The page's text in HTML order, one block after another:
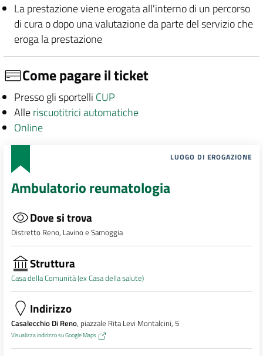
La prestazione viene erogata all'interno di un percorso
di cura o dopo una valutazione da parte del servizio che
eroga la prestazione
Come pagare il ticket
Presso gli sportelli CUP
Alleriscuotitrici automatiche
Online
LUOGO DI EROGAZIONE
Ambulatorio reumatologia
Dove si trova
Distretto Reno, Lavino e Samoggia
Struttura
Casa della Comunità (ex Casa della salute)
Indirizzo
Casalecchio Di Reno, piazzale Rita Levi Montalcini, 5
Visualizza indirizzo su Google Maps